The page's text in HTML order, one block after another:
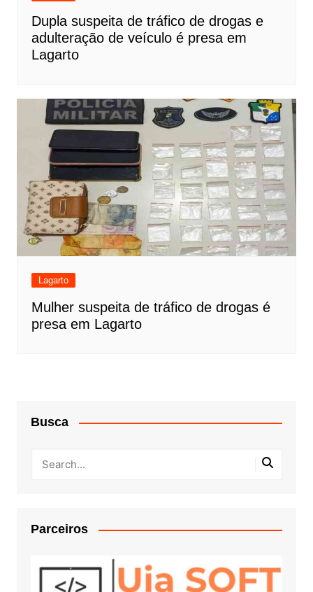
Dupla suspeita de tráfico de drogas e
adulteração de veículo é presa em
Lagarto
Lagarto
Mulher suspeita de tráfico de drogas é
presa em Lagarto
Busca
Parceiros